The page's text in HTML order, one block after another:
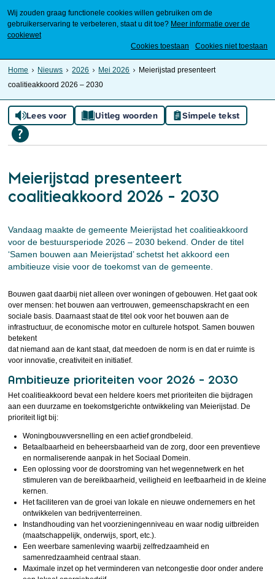
Wij zouden graag functionele cookies willen gebruiken om de
gebruikerservaring te verbeteren, staat u dit toe? Meer informatie over de
cookiewet
Cookies toestaan
Cookies niet toestaan
Home Nieuws 2026 Mei 2026
Meierijstad presenteert
coalitieakkoord 2026 – 2030
Lees voor Uitleg woorden Simpele tekst
Meierijstad presenteert
coalitieakkoord 2026 – 2030
Vandaag maakte de gemeente Meierijstad het coalitieakkoord
voor de bestuursperiode 2026 – 2030 bekend. Onder de titel
‘Samen bouwen aan Meierijstad’ schetst het akkoord een
ambitieuze visie voor de toekomst van de gemeente.
Bouwen gaat daarbij niet alleen over woningen of gebouwen. Het gaat ook
over mensen: het bouwen aan vertrouwen, gemeenschapskracht en een
sociale basis. Daarnaast staat de titel ook voor het bouwen aan de
infrastructuur, de economische motor en culturele hotspot. Samen bouwen
betekent
dat niemand aan de kant staat, dat meedoen de norm is en dat er ruimte is
voor innovatie, creativiteit en initiatief.
Ambitieuze prioriteiten voor 2026 – 2030
Het coalitieakkoord bevat een heldere koers met prioriteiten die bijdragen
aan een duurzame en toekomstgerichte ontwikkeling van Meierijstad. De
prioriteit ligt bij:
Woningbouwversnelling en een actief grondbeleid.
Betaalbaarheid en beheersbaarheid van de zorg, door een preventieve
en normaliserende aanpak in het Sociaal Domein.
Een oplossing voor de doorstroming van het wegennetwerk en het
stimuleren van de bereikbaarheid, veiligheid en leefbaarheid in de kleine
kernen.
Het faciliteren van de groei van lokale en nieuwe ondernemers en het
ontwikkelen van bedrijventerreinen.
Instandhouding van het voorzieningenniveau en waar nodig uitbreiden
(maatschappelijk, onderwijs, sport, etc.).
Een weerbare samenleving waarbij zelfredzaamheid en
samenredzaamheid centraal staan.
Maximale inzet op het verminderen van netcongestie door onder andere